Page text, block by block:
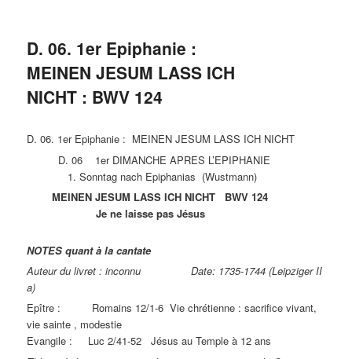
D. 06. 1er Epiphanie :
MEINEN JESUM LASS ICH
NICHT : BWV 124
D. 06. 1er Epiphanie : MEINEN JESUM LASS ICH NICHT
D. 06 1er DIMANCHE APRES L’EPIPHANIE
1. Sonntag nach Epiphanias (Wustmann)
MEINEN JESUM LASS ICH NICHT BWV 124
Je ne laisse pas Jésus
NOTES quant à la cantate
Auteur du livret : inconnu Date: 1735-1744 (Leipziger II
a)
Epître : Romains 12/1-6 Vie chrétienne : sacrifice vivant,
vie sainte , modestie
Evangile : Luc 2/41-52 Jésus au Temple à 12 ans